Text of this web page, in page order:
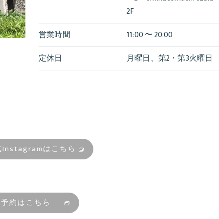
2F
営業時間
11:00 〜 20:00
定休日
月曜日、第2・第3火曜日
Instagramはこちら
約はこちら